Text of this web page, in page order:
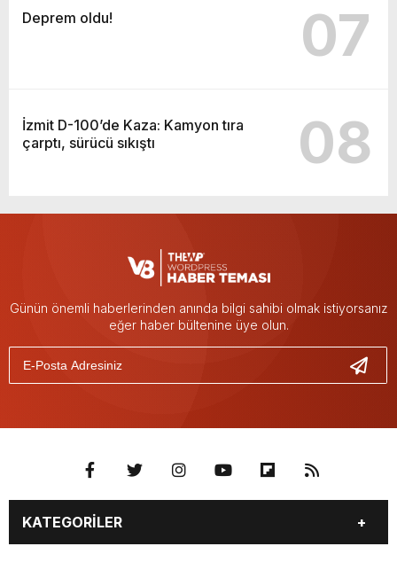
Deprem oldu! 07
İzmit D-100’de Kaza: Kamyon tıra
çarptı, sürücü sıkıştı
08
Günün önemli haberlerinden anında bilgi sahibi olmak istiyorsanız
eğer haber bültenine üye olun.
KATEGORİLER